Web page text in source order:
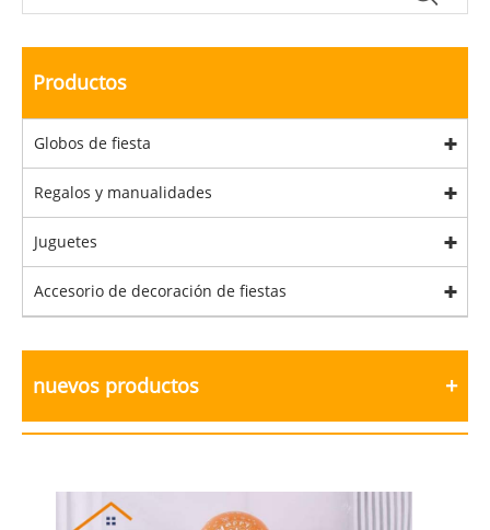
Productos
Globos de fiesta
Regalos y manualidades
Juguetes
Accesorio de decoración de fiestas
nuevos productos